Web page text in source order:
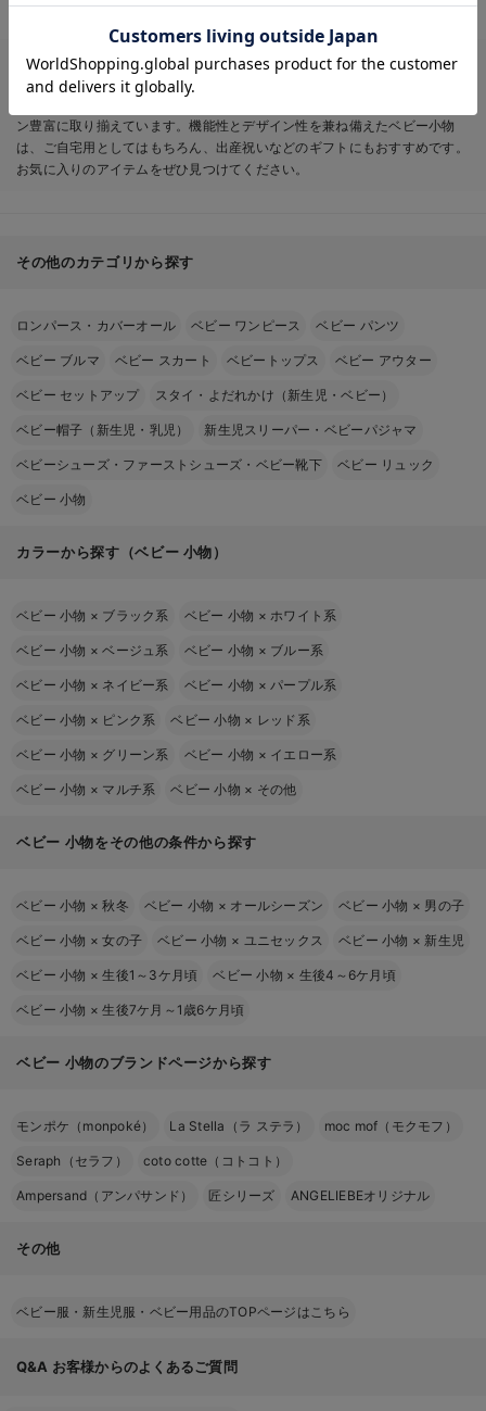
赤ちゃんの可愛らしさをさらに引き立てるベビー小物。エンジェリーベで
は、お出かけにぴったりな帽子や、かわいいモチーフの汗取りタオル、コー
ン豊富に取り揃えています。機能性とデザイン性を兼ね備えたベビー小物
は、ご自宅用としてはもちろん、出産祝いなどのギフトにもおすすめです。
お気に入りのアイテムをぜひ見つけてください。
その他のカテゴリから探す
ロンパース・カバーオール ベビー ワンピース ベビー パンツ
ベビー ブルマ ベビー スカート ベビートップス ベビー アウター
ベビー セットアップ スタイ・よだれかけ（新生児・ベビー）
ベビー帽子（新生児・乳児） 新生児スリーパー・ベビーパジャマ
ベビーシューズ・ファーストシューズ・ベビー靴下 ベビー リュック
ベビー 小物
カラーから探す（ベビー 小物）
ベビー 小物 × ブラック系 ベビー 小物 × ホワイト系
ベビー 小物 ×ベージュ系 ベビー 小物 × ブルー系
ベビー 小物 × ネイビー系 ベビー 小物 × パープル系
ベビー 小物 × ピンク系 ベビー 小物 × レッド系
ベビー 小物 × グリーン系 ベビー 小物 × イエロー系
ベビー 小物 × マルチ系 ベビー 小物 × その他
ベビー 小物をその他の条件から探す
ベビー 小物 ×秋冬 ベビー 小物 × オールシーズン ベビー 小物 × 男の子
ベビー 小物 ×女の子 ベビー 小物 × ユニセックス ベビー 小物 × 新生児
ベビー 小物 ×生後1～3ケ月頃 ベビー 小物 × 生後4～6ケ月頃
ベビー 小物 ×生後7ケ月～1歳6ケ月頃
ベビー 小物のブランドページから探す
モンポケ（monpoké） La Stella（ラ ステラ） moc mof（モクモフ）
Seraph（セラフ） coto cotte（コトコト）
Ampersand（アンパサンド） 匠シリーズ ANGELIEBEオリジナル
その他
ベビー服・新生児服・ベビー用品のTOPページはこちら
Q&A お客様からのよくあるご質問
お気に入り商品を確認する